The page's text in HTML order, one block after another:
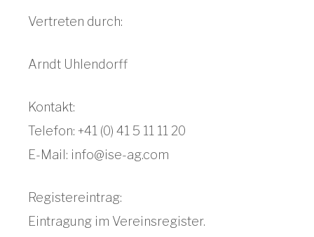
Vertreten durch:
Arndt Uhlendorff
Kontakt:
Telefon: +41 (0) 41 5 11 11 20
E-Mail: info@ise-ag.com
Registereintrag:
Eintragung im Vereinsregister.